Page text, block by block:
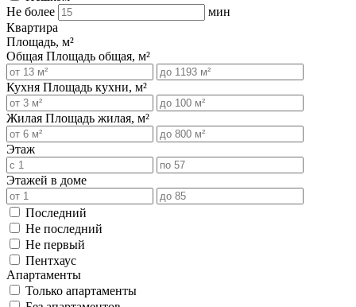
Не более
мин
Квартира
Площадь, м²
Общая Площадь общая, м²
Кухня Площадь кухни, м²
Жилая Площадь жилая, м²
Этаж
Этажей в доме
Последний
Не последний
Не первый
Пентхаус
Апартаменты
Только апартаменты